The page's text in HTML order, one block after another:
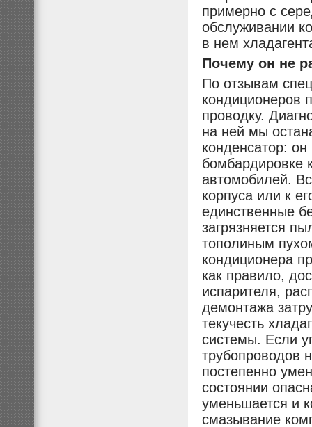
примерно с
обслуживании
в нем
Почему он не
По отзывам
кондиционеров
проводку.
на ней мы
конденсатор:
бомбардировке
автомобилей.
корпуса или к
единственные
загрязняется
тополиным
кондиционера
как правило,
испарителя,
демонтажа
текучесть
системы. Если
трубопроводов
постепенно
состоянии
уменьшается и
смазывание